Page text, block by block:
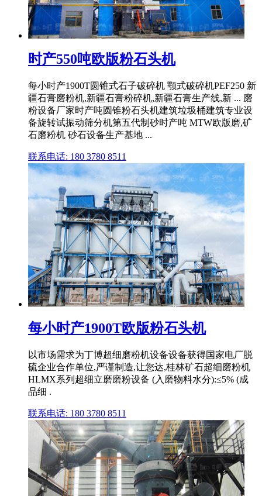
时产550吨欧版粉石头机
每小时产1900T圆锥式石子破碎机 颚式破碎机PEF250 新
疆石膏磨粉机,新疆石膏粉碎机,新疆石膏生产线,新 ... 磨
粉设备厂家时产吨圆锥粉石头机建筑垃圾桶建筑专业设
备旋转试振动筛分机第五代制砂时产吨 MTW欧版磨,矿
石磨粉机 砂石设备生产基地 ...
联系电话: 180 3780 8511
每小时产1900T欧版粉石头机
以市场需求为丁博超细磨粉机设备设备获得国家电厂脱
硫企业合作单位,严谨制造,让您达,桂林矿石超细磨粉机
HLMX系列超细立磨磨粉设备 (入磨物料水分):≤5% (成
品细 .
联系电话: 180 3780 8511